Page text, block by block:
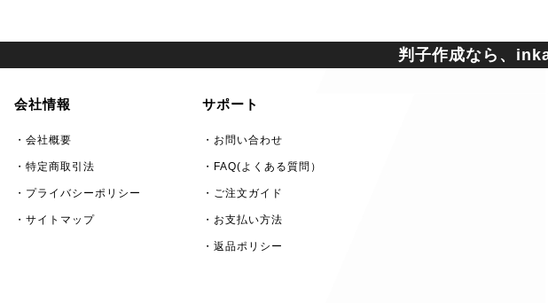
判子作成なら、
会社情報
・会社概要
・特定商取引法
・プライバシーポリシー
・サイトマップ
サポート
・お問い合わせ
・FAQ(よくある質問）
・ご注文ガイド
・お支払い方法
・返品ポリシー